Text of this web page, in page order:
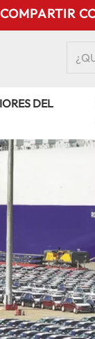
COMPARTIR
DEL